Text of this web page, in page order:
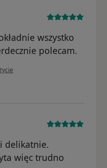
wszystko
polecam.
Anna
delikatnie.
więc trudno